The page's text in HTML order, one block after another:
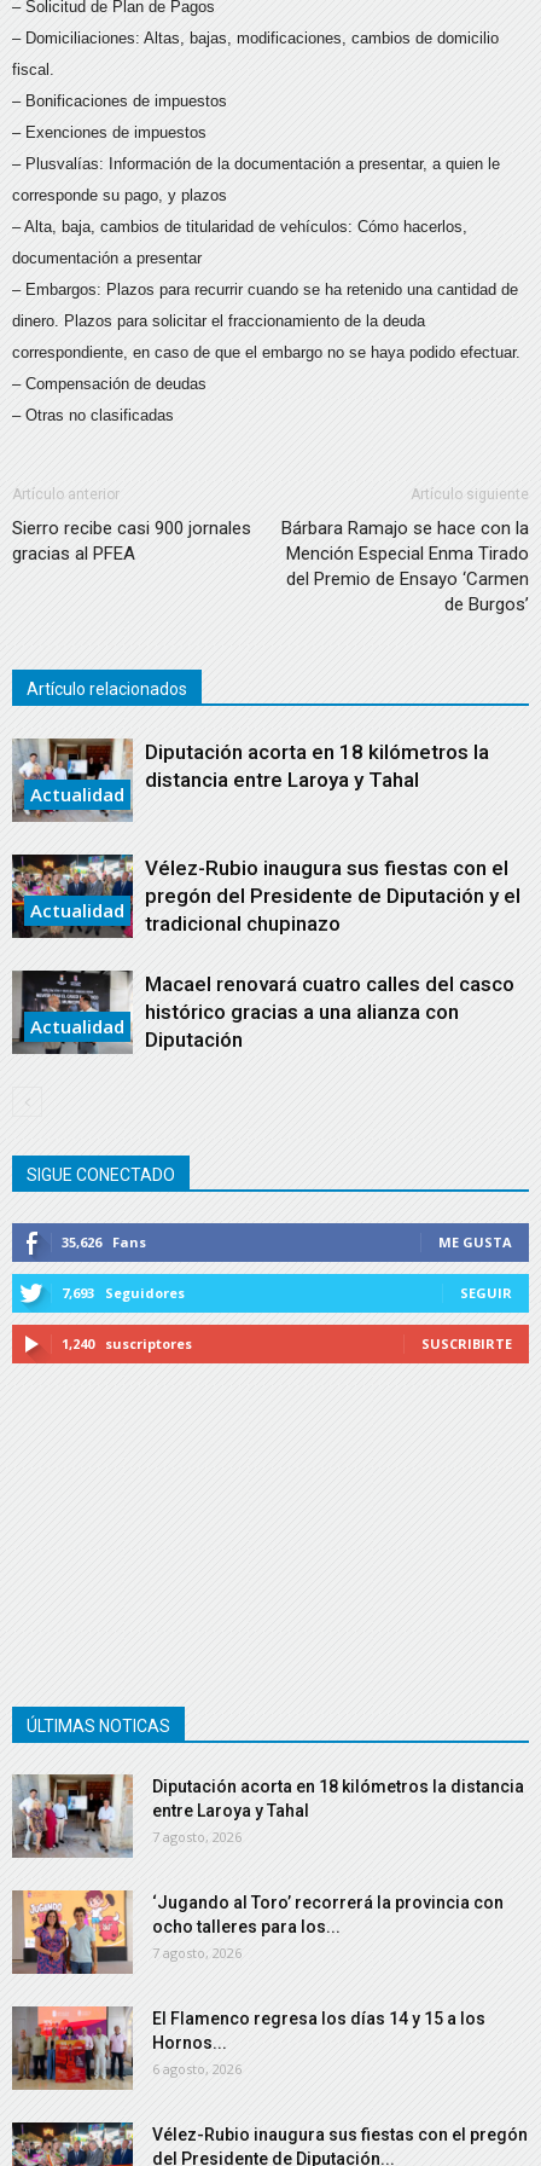
– Solicitud de Plan de Pagos
– Domiciliaciones: Altas, bajas, modificaciones, cambios de domicilio
fiscal.
– Bonificaciones de impuestos
– Exenciones de impuestos
– Plusvalías: Información de la documentación a presentar, a quien le
corresponde su pago, y plazos
– Alta, baja, cambios de titularidad de vehículos: Cómo hacerlos,
documentación a presentar
– Embargos: Plazos para recurrir cuando se ha retenido una cantidad de
dinero. Plazos para solicitar el fraccionamiento de la deuda
correspondiente, en caso de que el embargo no se haya podido efectuar.
– Compensación de deudas
– Otras no clasificadas
Artículo anterior
Sierro recibe casi 900 jornales
gracias al PFEA
Artículo siguiente
Bárbara Ramajo se hace con la
Mención Especial Enma Tirado
del Premio de Ensayo ‘Carmen
de Burgos’
Artículo relacionados
Actualidad
Diputación acorta en 18 kilómetros la
distancia entre Laroya y Tahal
Actualidad
Vélez-Rubio inaugura sus fiestas con el
pregón del Presidente de Diputación y el
tradicional chupinazo
Actualidad
Macael renovará cuatro calles del casco
histórico gracias a una alianza con
Diputación
SIGUE CONECTADO
35,626 Fans ME GUSTA
7,693 Seguidores SEGUIR
1,240 suscriptores SUSCRIBIRTE
ÚLTIMAS NOTICAS
Diputación acorta en 18 kilómetros la distancia
entre Laroya y Tahal
7 agosto, 2026
‘Jugando al Toro’ recorrerá la provincia con
ocho talleres para los...
7 agosto, 2026
El Flamenco regresa los días 14 y 15 a los
Hornos...
6 agosto, 2026
Vélez-Rubio inaugura sus fiestas con el pregón
del Presidente de Diputación...